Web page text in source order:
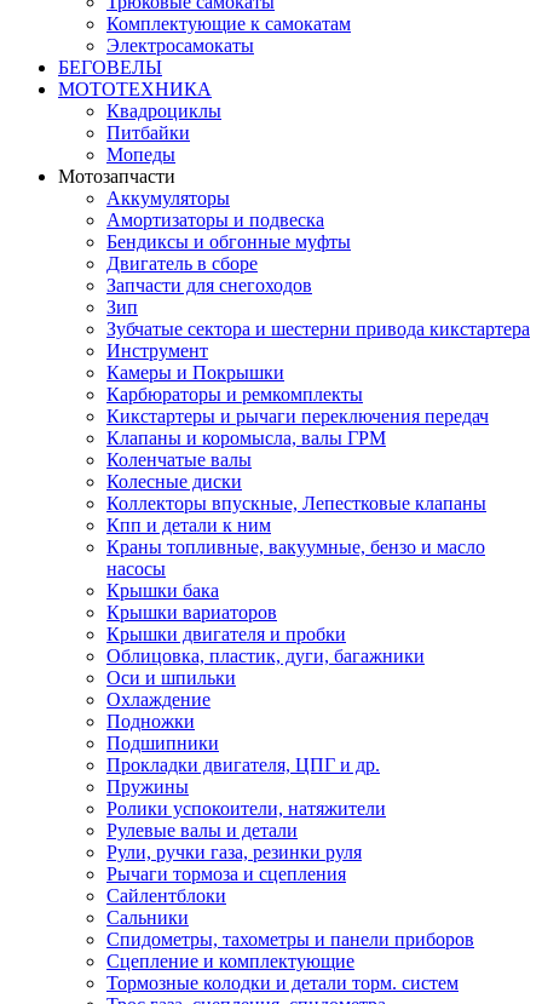
Комплектующие к самокатам
Электросамокаты
БЕГОВЕЛЫ
МОТОТЕХНИКА
Квадроциклы
Питбайки
Мопеды
Мотозапчасти
Аккумуляторы
Амортизаторы и подвеска
Бендиксы и обгонные муфты
Двигатель в сборе
Запчасти для снегоходов
Зип
Зубчатые сектора и шестерни привода кикстартера
Инструмент
Камеры и Покрышки
Карбюраторы и ремкомплекты
Кикстартеры и рычаги переключения передач
Клапаны и коромысла, валы ГРМ
Коленчатые валы
Колесные диски
Коллекторы впускные, Лепестковые клапаны
Кпп и детали к ним
Краны топливные, вакуумные, бензо и масло
насосы
Крышки бака
Крышки вариаторов
Крышки двигателя и пробки
Облицовка, пластик, дуги, багажники
Оси и шпильки
Охлаждение
Подножки
Подшипники
Прокладки двигателя, ЦПГ и др.
Пружины
Ролики успокоители, натяжители
Рулевые валы и детали
Рули, ручки газа, резинки руля
Рычаги тормоза и сцепления
Сайлентблоки
Сальники
Спидометры, тахометры и панели приборов
Сцепление и комплектующие
Тормозные колодки и детали торм. систем